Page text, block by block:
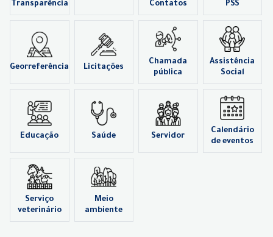
Transparência
Contatos
PSS
Georreferência Licitações
Chamada
pública
Assistência
Social
Educação Saúde Servidor
Calendário
de eventos
Serviço
veterinário
Meio
ambiente